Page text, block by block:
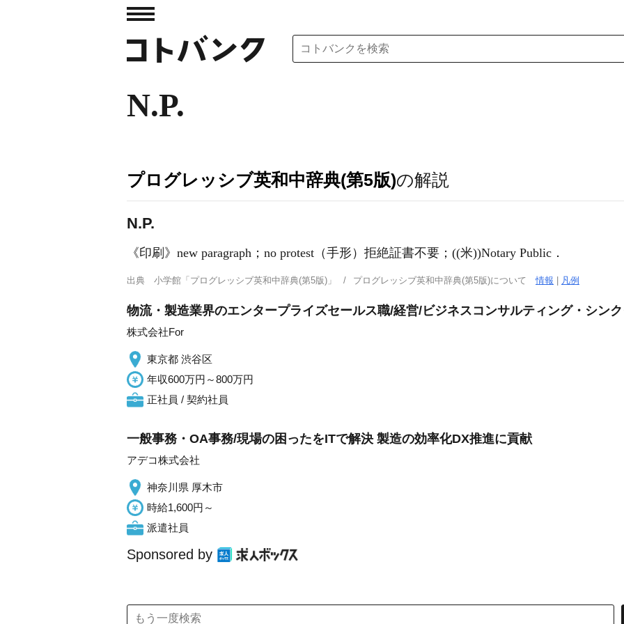
N.P.
プログレッシブ英和中辞典(第5版)の解説
N.P.
《印刷》 new paragraph；no protest（手形）拒絶証書不要；((米))Notary Public ．
出典 小学館「プログレッシブ英和中辞典(第5版)」 プログレッシブ英和中辞典(第5版)について情報 凡例
物流・製造業界のエンタープライズセールス職/経営/ビジネスコンサルティング・シン
株式会社For
東京都 渋谷区
年収600万円～800万円
正社員 / 契約社員
一般事務・OA事務/現場の困ったをITで解決 製造の効率化DX推進に貢献
アデコ株式会社
神奈川県 厚木市
時給1,600円～
派遣社員
Sponsored by